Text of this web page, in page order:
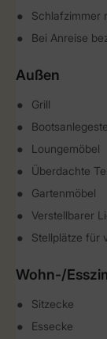
Schlafzimmer
Bei Anreise
Außen
Grill
Loungemöbel
Überdachte
Gartenmöbel
Verstellbarer
Stellplätze für
Wohn-/
Sitzecke
Essecke